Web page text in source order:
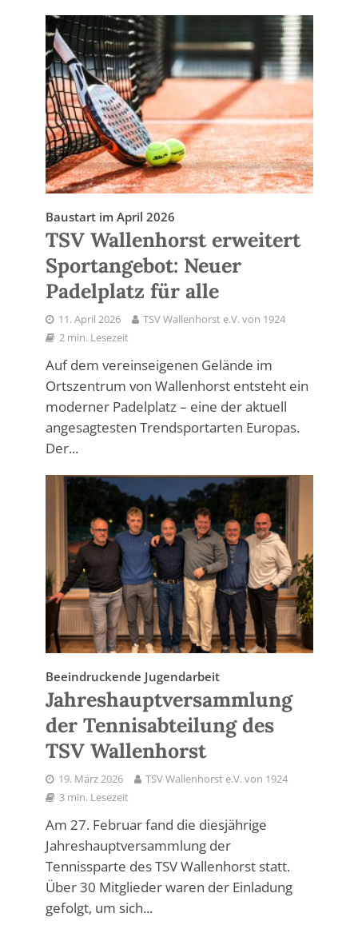
Baustart im April 2026
TSV Wallenhorst erweitert
Sportangebot: Neuer
Padelplatz für alle
11. April 2026
TSV Wallenhorst e.V. von 1924
2 min. Lesezeit
Auf dem vereinseigenen Gelände im
Ortszentrum von Wallenhorst entsteht ein
moderner Padelplatz – eine der aktuell
angesagtesten Trendsportarten Europas.
Der...
Beeindruckende Jugendarbeit
Jahreshauptversammlung
der Tennisabteilung des
TSV Wallenhorst
19. März 2026
TSV Wallenhorst e.V. von 1924
3 min. Lesezeit
Am 27. Februar fand die diesjährige
Jahreshauptversammlung der
Tennissparte des TSV Wallenhorst statt.
Über 30 Mitglieder waren der Einladung
gefolgt, um sich...